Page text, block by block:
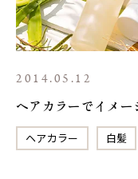
2014.05.12
ヘアカラーでイメー
ヘアカラー 白髪